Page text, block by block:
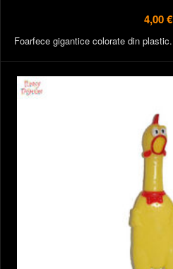
4,00 €
Foarfece gigantice colorate din plastic.